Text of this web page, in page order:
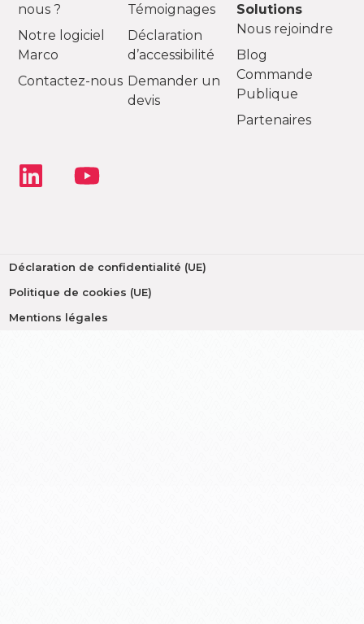
nous ?
Notre logiciel
Marco
Contactez-nous
Témoignages
Déclaration
d’accessibilité
Demander un
devis
Solutions
Nous rejoindre
Blog
Commande
Publique
Partenaires
Déclaration de confidentialité (UE)
Politique de cookies (UE)
Mentions légales